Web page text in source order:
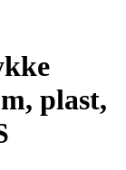
plast,